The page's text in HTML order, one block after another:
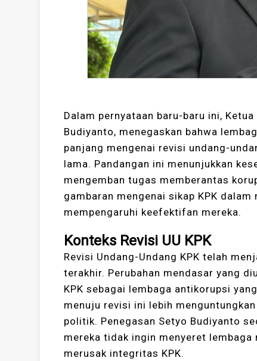
Dalam pernyataan baru-baru ini,
Budiyanto, menegaskan bahwa
panjang mengenai revisi undang-
lama. Pandangan ini menunjukkan
mengemban tugas memberantas
gambaran mengenai sikap KPK
mempengaruhi keefektifan mereka.
Konteks Revisi UU KPK
Revisi Undang-Undang KPK telah
terakhir. Perubahan mendasar yang
KPK sebagai lembaga antikorupsi
menuju revisi ini lebih
politik. Penegasan Setyo Budiyanto
mereka tidak ingin menyeret lembaga
merusak integritas KPK.